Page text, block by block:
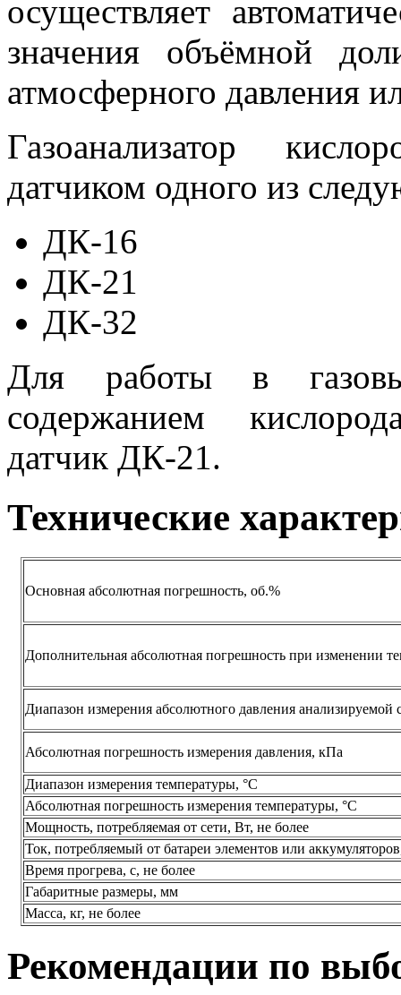
осуществляет
значения объёмной
атмосферного давления
Газоанализатор
датчиком одного из
ДК-16
ДК-21
ДК-32
Для работы в
содержанием
датчик ДК-21.
Технические
Основная абсолютная погрешность, об.%
Дополнительная абсолютная погрешность при изменении
Диапазон измерения абсолютного давления анализируемой
Абсолютная погрешность измерения давления, кПа
Диапазон измерения температуры, °C
Абсолютная погрешность измерения температуры, °C
Мощность, потребляемая от сети, Вт, не более
Ток, потребляемый от батареи элементов или
Время прогрева, с, не более
Габаритные размеры, мм
Масса, кг, не более
Рекомендации по